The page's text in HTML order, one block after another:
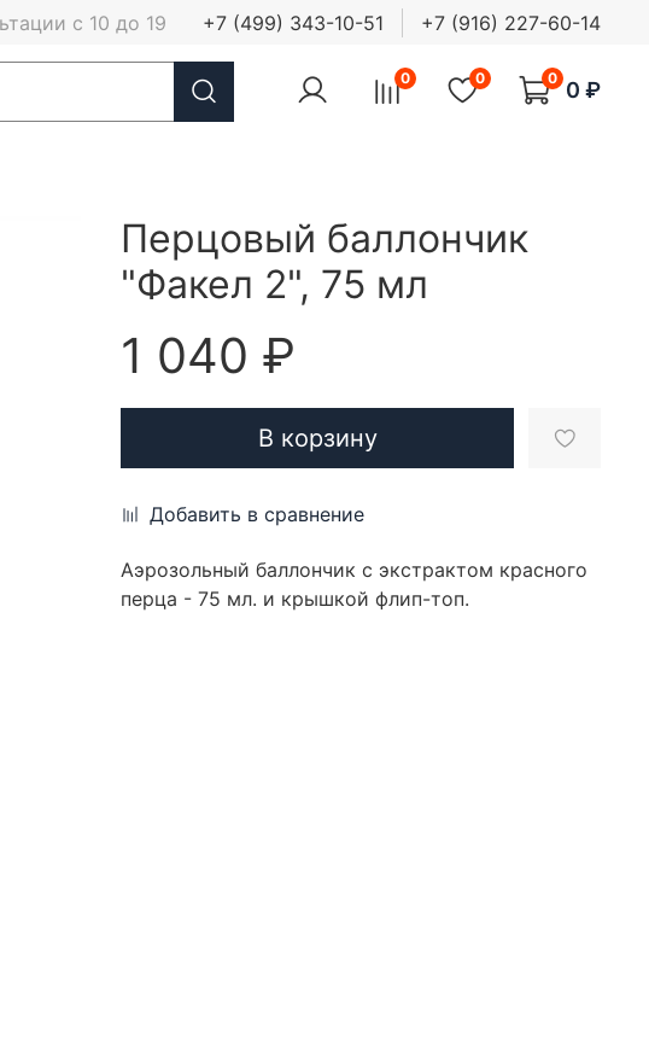
с 10 до 19 +7 (499) 343-10-51 +7 (916) 227-60-14
0 0 0 0 ₽
Перцовый баллончик
"Факел 2", 75 мл
1 040 ₽
В корзину
Добавить в сравнение
Аэрозольный баллончик с экстрактом красного
перца - 75 мл. и крышкой флип-топ.